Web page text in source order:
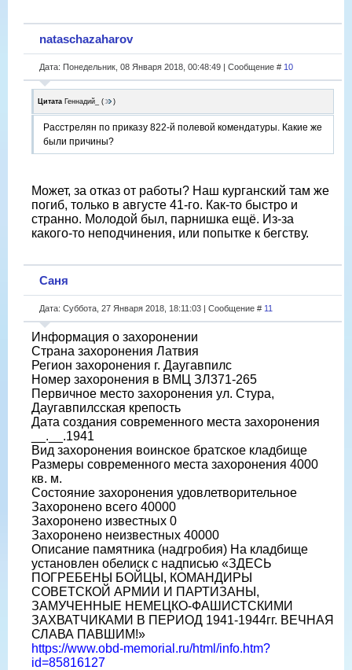
nataschazaharov
Дата: Понедельник, 08 Января 2018, 00:48:49 | Сообщение # 10
Цитата Геннадий_ ( )
Расстрелян по приказу 822-й полевой комендатуры. Какие же
были причины?
Может, за отказ от работы? Наш курганский там же
погиб, только в августе 41-го. Как-то быстро и
странно. Молодой был, парнишка ещё. Из-за
какого-то неподчинения, или попытке к бегству.
Саня
Дата: Суббота, 27 Января 2018, 18:11:03 | Сообщение # 11
Информация о захоронении
Страна захоронения Латвия
Регион захоронения г. Даугавпилс
Номер захоронения в ВМЦ ЗЛ371-265
Первичное место захоронения ул. Стура,
Даугавпилсская крепость
Дата создания современного места захоронения
__.__.1941
Вид захоронения воинское братское кладбище
Размеры современного места захоронения 4000
кв. м.
Состояние захоронения удовлетворительное
Захоронено всего 40000
Захоронено известных 0
Захоронено неизвестных 40000
Описание памятника (надгробия) На кладбище
установлен обелиск с надписью «ЗДЕСЬ
ПОГРЕБЕНЫ БОЙЦЫ, КОМАНДИРЫ
СОВЕТСКОЙ АРМИИ И ПАРТИЗАНЫ,
ЗАМУЧЕННЫЕ НЕМЕЦКО-ФАШИСТСКИМИ
ЗАХВАТЧИКАМИ В ПЕРИОД 1941-1944гг. ВЕЧНАЯ
СЛАВА ПАВШИМ!»
https://www.obd-memorial.ru/html/info.htm?
id=85816127